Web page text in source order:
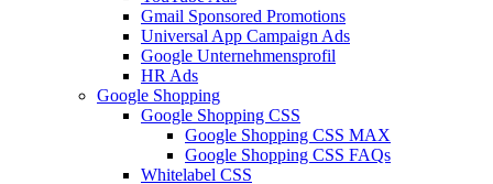
Gmail Sponsored Promotions
Universal App Campaign Ads
Google Unternehmensprofil
HR Ads
Google Shopping
Google Shopping CSS
Google Shopping CSS MAX
Google Shopping CSS FAQs
Whitelabel CSS